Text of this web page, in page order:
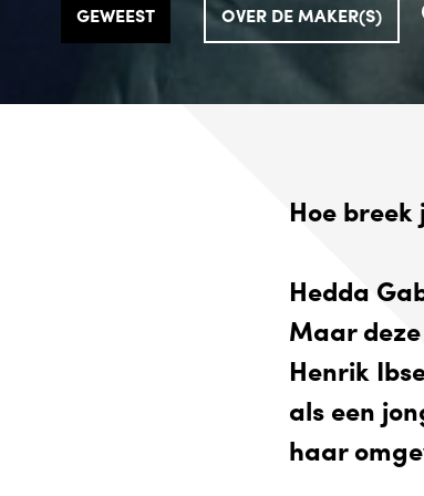
GEWEEST OVER DE MAKER(S)
GEWEEST OVER DE MAKER(S)
GEWEEST OVER DE MAKER(S)
GEWEEST OVER DE MAKER(S)
Hoe breek
Hedda
Maar deze
Henrik
als een
haar